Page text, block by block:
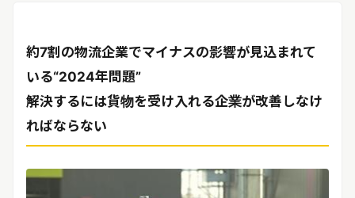
約7割の物流企業でマイナスの影響が見込まれて
いる“2024年問題”
解決するには貨物を受け入れる企業が改善しなけ
ればならない